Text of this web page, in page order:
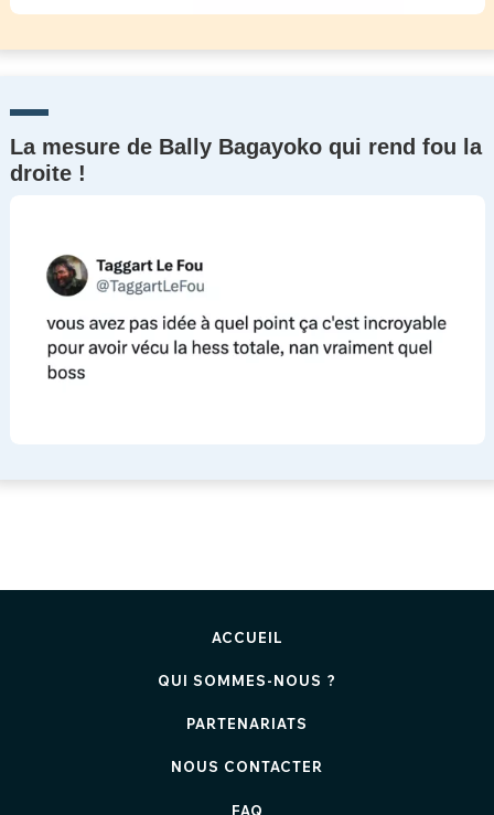
La mesure de Bally Bagayoko qui rend fou la
droite !
ACCUEIL
QUI SOMMES-NOUS ?
PARTENARIATS
NOUS CONTACTER
FAQ